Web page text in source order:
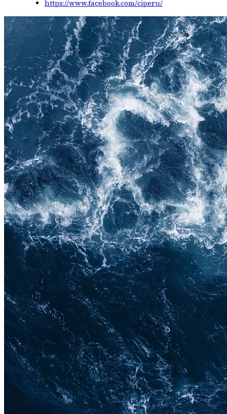
https://www.facebook.com/ciperu/